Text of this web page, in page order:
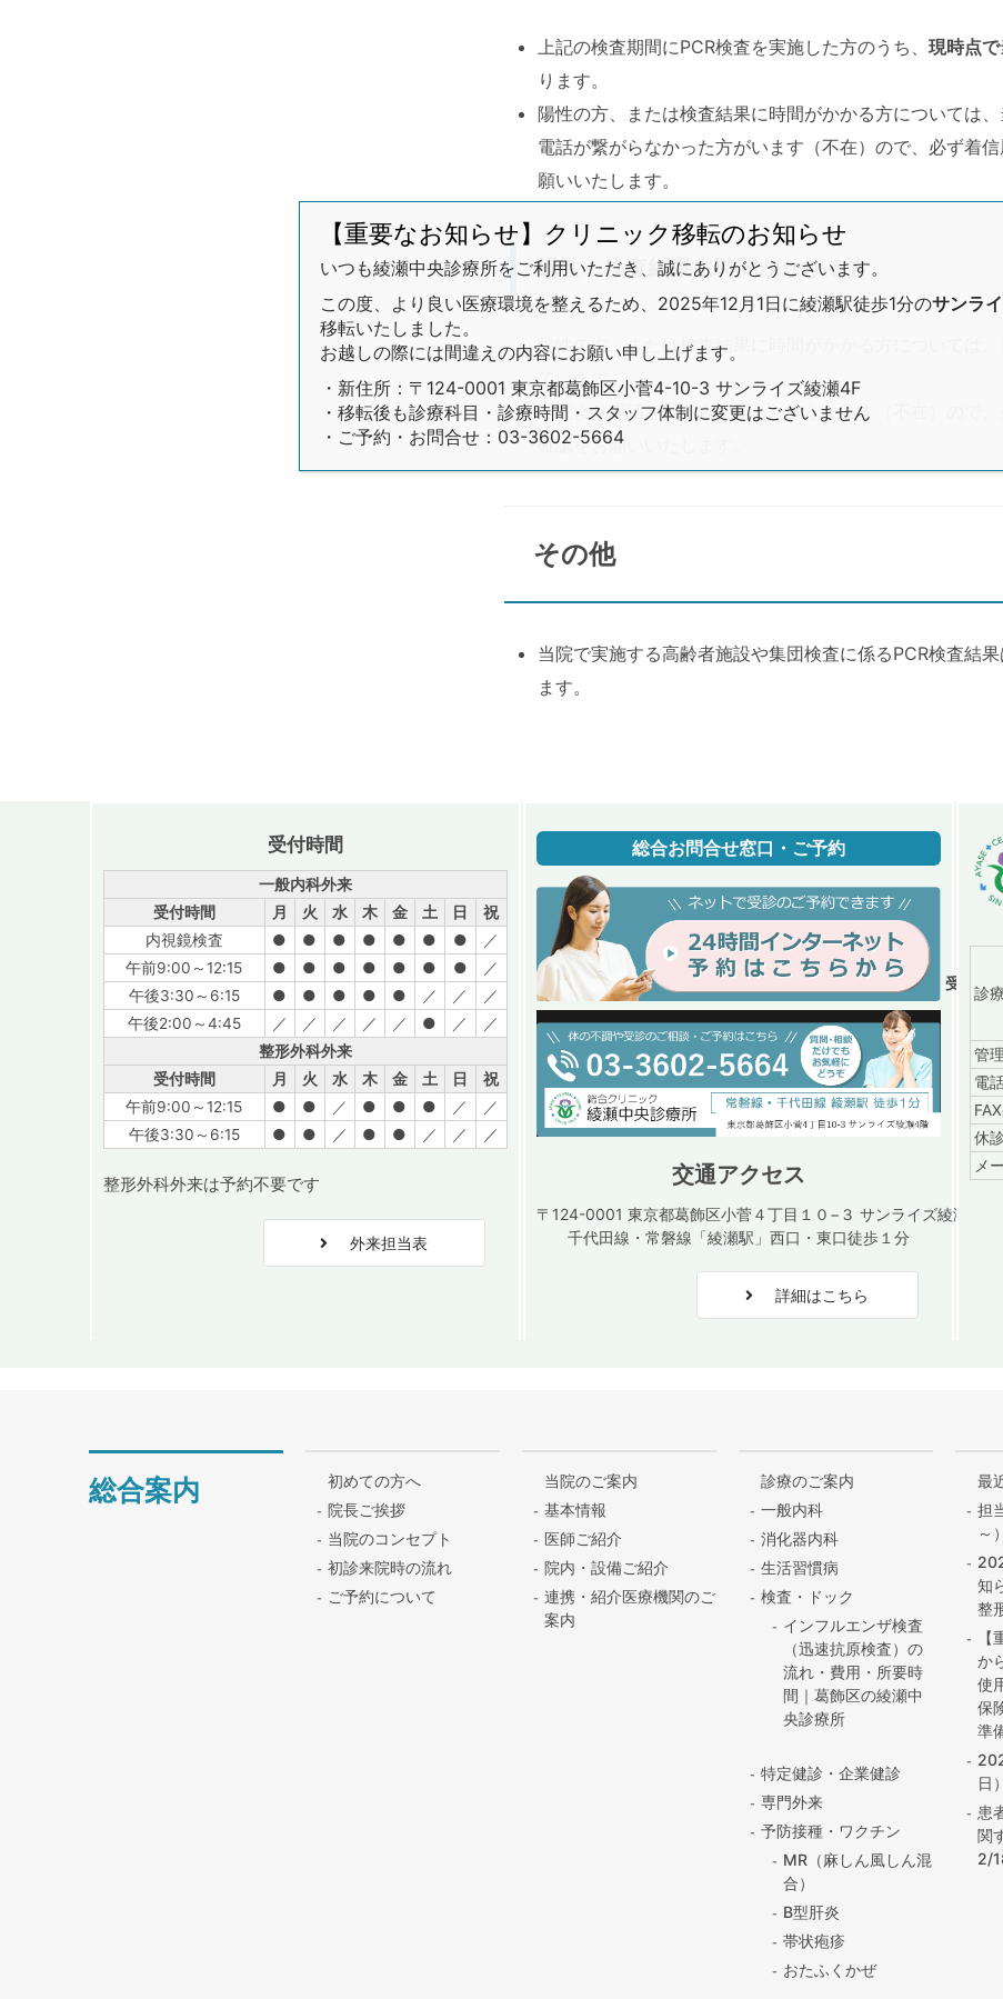
上記の検査期間にPCR検査を実施した方のうち、 現時点
ります。
陽性の方、または検査結果に時間がかかる方については
電話が繋がらなかった方がいます（不在）ので、必ず着
願いいたします。
陽性・検査結果に時間がかかる方
陽性の方、または検査結果に時間がかかる方については
ています。
当院より電話が繋がらなかった方がいます（不在）ので
確認をお願いいたします。
その他
当院で実施する高齢者施設や集団検査に係るPCR検査結
ます。
受付時間
一般内科外来
受付時間
月 火 水 木 金 土 日
祝
内視鏡検査
● ● ● ● ● ● ●
／
午前9:00～12:15
● ● ● ● ● ● ●
／
午後3:30～6:15
● ● ● ● ● ／ ／
／
午後2:00～4:45
／ ／ ／ ／ ／ ● ／
／
整形外科外来
受付時間
月 火 水 木 金 土 日
祝
午前9:00～12:15
● ● ／ ● ● ● ／
／
午後3:30～6:15
● ● ／ ● ● ／ ／ ／
整形外科外来は予約不要です
外来担当表
総合お問合せ窓口・ご予約
受付時
交通アクセス
〒124-0001 東京都葛飾区小菅４丁目１０−３ サンライズ綾瀬４階
千代田線・常磐線「綾瀬駅」西口・東口徒歩１分
詳細はこちら
診
管
電
休
メ
総合案内
初めての方へ
院長ご挨拶
当院のコンセプト
初診来院時の流れ
ご予約について
当院のご案内
基本情報
医師ご紹介
院内・設備ご紹介
連携・紹介医療機関のご
案内
診療のご案内
一般内科
消化器内科
生活習慣病
検査・ドック
インフルエンザ検査
（迅速抗原検査）の
流れ・費用・所要時
間｜葛飾区の綾瀬中
央診療所
特定健診・企業健診
専門外来
予防接種・ワクチン
MR（麻しん風しん混
合）
B型肝炎
帯状疱疹
おたふくかぜ
最
担
～）
知
整
か
使
保
準
日
患
関
2/
【重要なお知らせ】クリニック移転のお知らせ
いつも綾瀬中央診療所をご利用いただき、誠にありがとうございます。
この度、より良い医療環境を整えるため、2025年12月1日に綾瀬駅徒歩1分のサンラ
移転いたしました。
お越しの際には間違えの内容にお願い申し上げます。
・新住所：〒124-0001 東京都葛飾区小菅4-10-3 サンライズ綾瀬4F
・移転後も診療科目・診療時間・スタッフ体制に変更はございません
・ご予約・お問合せ：03-3602-5664